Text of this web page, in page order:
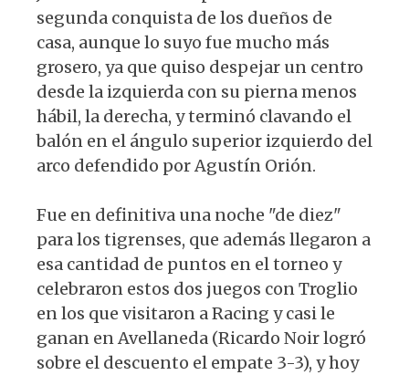
segunda conquista de los dueños de
casa, aunque lo suyo fue mucho más
grosero, ya que quiso despejar un centro
desde la izquierda con su pierna menos
hábil, la derecha, y terminó clavando el
balón en el ángulo superior izquierdo del
arco defendido por Agustín Orión.
Fue en definitiva una noche "de diez"
para los tigrenses, que además llegaron a
esa cantidad de puntos en el torneo y
celebraron estos dos juegos con Troglio
en los que visitaron a Racing y casi le
ganan en Avellaneda (Ricardo Noir logró
sobre el descuento el empate 3-3), y hoy